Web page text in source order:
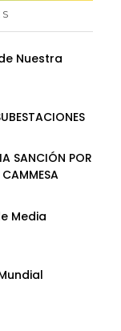
Nuestra
SANCIÓN POR
Media